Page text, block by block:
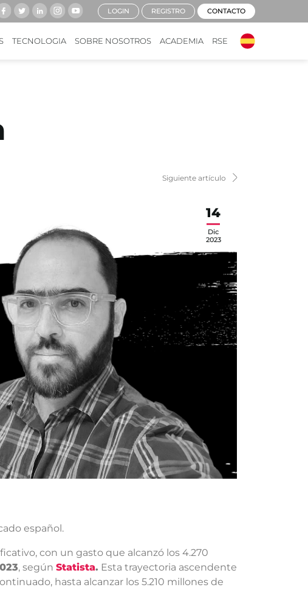
TECNOLOGIA SOBRE NOSOTROS ACADEMIA RSE
LOGIN REGISTRO CONTACTO
Siguiente artículo
14
Dic
2023
español.
con un gasto que alcanzó los 4.270
, según Statista. Esta trayectoria ascendente
hasta alcanzar los 5.210 millones de